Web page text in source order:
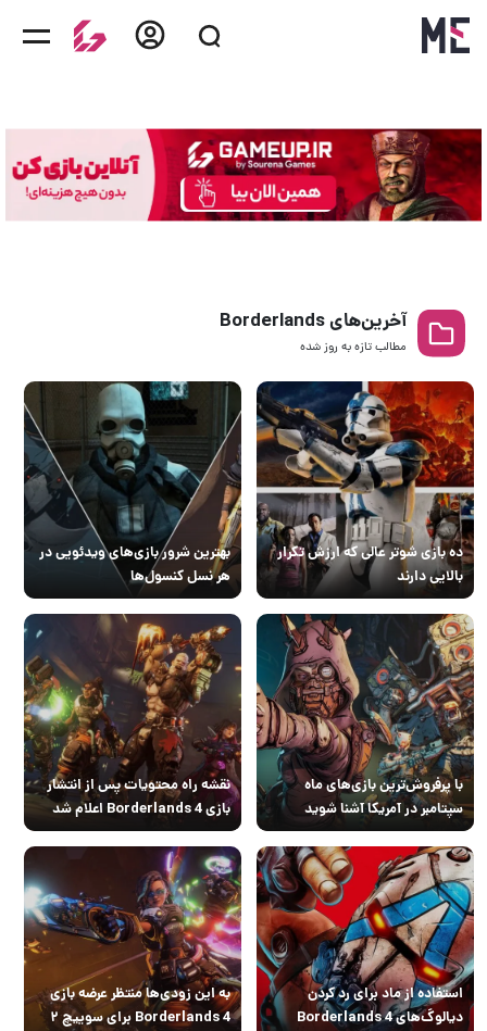
آخرین‌های Borderlands
مطالب تازه به روز‌ شده
ده بازی شوتر عالی که ارزش تکرار
بالایی دارند
بهترین شرور بازی‌های ویدئویی در
هر نسل کنسول‌ها
با پرفروش‌ترین بازی‌های ماه
سپتامبر در آمریکا آشنا شوید
نقشه راه محتویات پس از انتشار
بازی Borderlands 4 اعلام شد
استفاده از ماد برای رد کردن
دیالوگ‌های Borderlands 4
به این زودی‌ها منتظر عرضه بازی
Borderlands 4 برای سوییچ ۲